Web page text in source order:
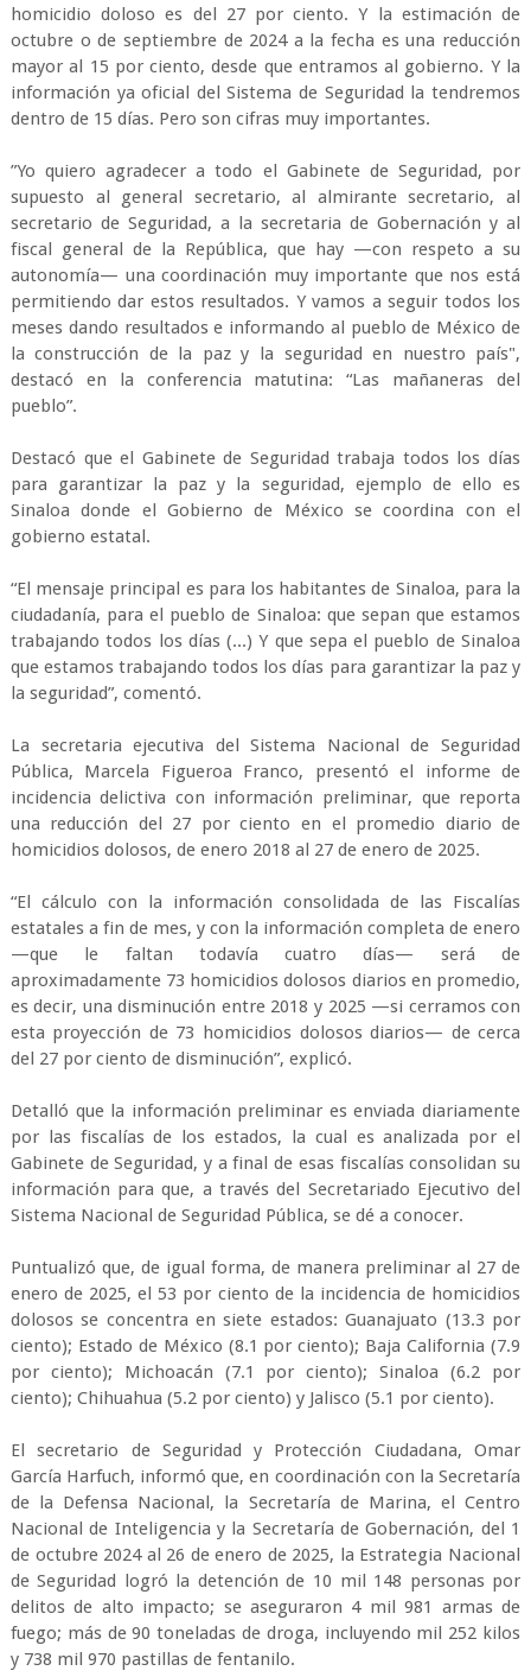
homicidio doloso es del 27 por ciento. Y la estimación de
octubre o de septiembre de 2024 a la fecha es una reducción
mayor al 15 por ciento, desde que entramos al gobierno. Y la
información ya oficial del Sistema de Seguridad la tendremos
dentro de 15 días. Pero son cifras muy importantes.
”Yo quiero agradecer a todo el Gabinete de Seguridad, por
supuesto al general secretario, al almirante secretario, al
secretario de Seguridad, a la secretaria de Gobernación y al
fiscal general de la República, que hay —con respeto a su
autonomía— una coordinación muy importante que nos está
permitiendo dar estos resultados. Y vamos a seguir todos los
meses dando resultados e informando al pueblo de México de
la construcción de la paz y la seguridad en nuestro país",
destacó en la conferencia matutina: “Las mañaneras del
pueblo”.
Destacó que el Gabinete de Seguridad trabaja todos los días
para garantizar la paz y la seguridad, ejemplo de ello es
Sinaloa donde el Gobierno de México se coordina con el
gobierno estatal.
“El mensaje principal es para los habitantes de Sinaloa, para la
ciudadanía, para el pueblo de Sinaloa: que sepan que estamos
trabajando todos los días (...) Y que sepa el pueblo de Sinaloa
que estamos trabajando todos los días para garantizar la paz y
la seguridad”, comentó.
La secretaria ejecutiva del Sistema Nacional de Seguridad
Pública, Marcela Figueroa Franco, presentó el informe de
incidencia delictiva con información preliminar, que reporta
una reducción del 27 por ciento en el promedio diario de
homicidios dolosos, de enero 2018 al 27 de enero de 2025.
“El cálculo con la información consolidada de las Fiscalías
estatales a fin de mes, y con la información completa de enero
—que le faltan todavía cuatro días— será de
aproximadamente 73 homicidios dolosos diarios en promedio,
es decir, una disminución entre 2018 y 2025 —si cerramos con
esta proyección de 73 homicidios dolosos diarios— de cerca
del 27 por ciento de disminución”, explicó.
Detalló que la información preliminar es enviada diariamente
por las fiscalías de los estados, la cual es analizada por el
Gabinete de Seguridad, y a final de esas fiscalías consolidan su
información para que, a través del Secretariado Ejecutivo del
Sistema Nacional de Seguridad Pública, se dé a conocer.
Puntualizó que, de igual forma, de manera preliminar al 27 de
enero de 2025, el 53 por ciento de la incidencia de homicidios
dolosos se concentra en siete estados: Guanajuato (13.3 por
ciento); Estado de México (8.1 por ciento); Baja California (7.9
por ciento); Michoacán (7.1 por ciento); Sinaloa (6.2 por
ciento); Chihuahua (5.2 por ciento) y Jalisco (5.1 por ciento).
El secretario de Seguridad y Protección Ciudadana, Omar
García Harfuch, informó que, en coordinación con la Secretaría
de la Defensa Nacional, la Secretaría de Marina, el Centro
Nacional de Inteligencia y la Secretaría de Gobernación, del 1
de octubre 2024 al 26 de enero de 2025, la Estrategia Nacional
de Seguridad logró la detención de 10 mil 148 personas por
delitos de alto impacto; se aseguraron 4 mil 981 armas de
fuego; más de 90 toneladas de droga, incluyendo mil 252 kilos
y 738 mil 970 pastillas de fentanilo.